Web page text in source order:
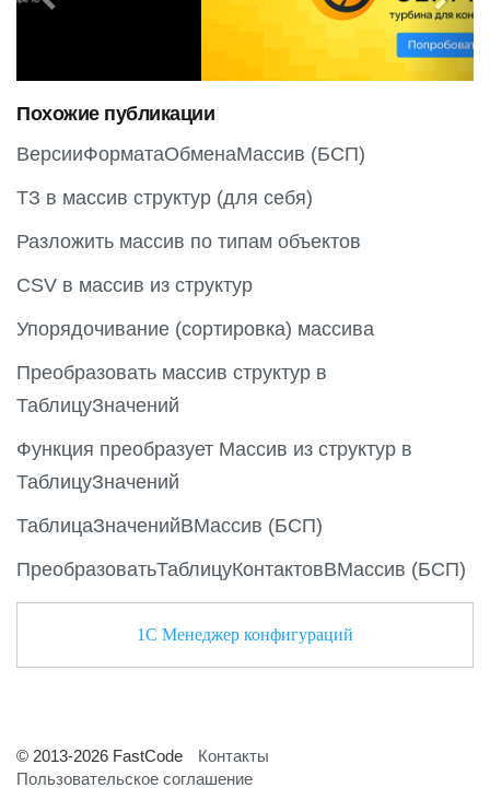
o
u
s
t
Похожие публикации
ВерсииФорматаОбменаМассив (БСП)
ТЗ в массив структур (для себя)
Разложить массив по типам объектов
CSV в массив из структур
Упорядочивание (сортировка) массива
Преобразовать массив структур в
ТаблицуЗначений
Функция преобразует Массив из структур в
ТаблицуЗначений
ТаблицаЗначенийВМассив (БСП)
ПреобразоватьТаблицуКонтактовВМассив (БСП)
1С Менеджер конфигураций
© 2013-2026 FastCode
Контакты
Пользовательское соглашение